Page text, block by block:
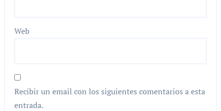
Web
Recibir un email con los siguientes comentarios a esta
entrada.